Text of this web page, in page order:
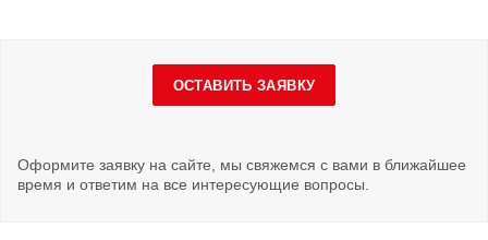
ОСТАВИТЬ ЗАЯВКУ
Оформите заявку на сайте, мы свяжемся с вами в ближайшее
время и ответим на все интересующие вопросы.